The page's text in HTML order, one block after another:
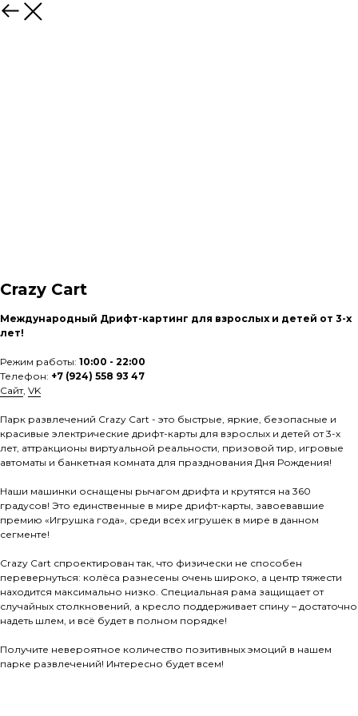
Назад
Crazy Cart
Международный Дрифт-картинг для взрослых и детей от 3-х
лет!
Режим работы: 10:00 - 22:00
Телефон: +7 (924) 558 93 47
Сайт, VK
Парк развлечений Crazy Cart - это быстрые, яркие, безопасные и
красивые электрические дрифт-карты для взрослых и детей от 3-х
лет, аттракционы виртуальной реальности, призовой тир, игровые
автоматы и банкетная комната для празднования Дня Рождения!
Наши машинки оснащены рычагом дрифта и крутятся на 360
градусов! Это единственные в мире дрифт-карты, завоевавшие
премию «Игрушка года», среди всех игрушек в мире в данном
сегменте!
Сrazy Cart спроектирован так, что физически не способен
перевернуться: колёса разнесены очень широко, а центр тяжести
находится максимально низко. Специальная рама защищает от
случайных столкновений, а кресло поддерживает спину – достаточно
надеть шлем, и всё будет в полном порядке!
Получите невероятное количество позитивных эмоций в нашем
парке развлечений! Интересно будет всем!